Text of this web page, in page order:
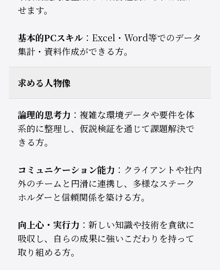
せます。
基本的PCスキル：Excel・Word等でのデータ
集計・資料作成ができる方。
求める人物像
論理的思考力 ：複雑な環境データや要件を体
系的に整理し、仮説検証を通じて課題解決で
きる方。
コミュニケーション能力 ：クライアントや社内
外のチームと円滑に連携し、多様なステーク
ホルダーと信頼関係を築ける方。
向上心・実行力 ：新しい知識や技術を貪欲に
吸収し、自らの成果に強いこだわりを持って
取り組める方。